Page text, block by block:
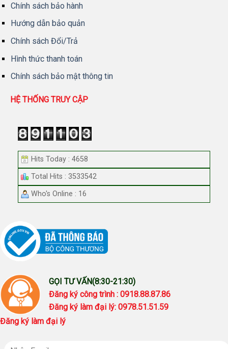
Chính sách bảo hành
Hướng dẫn bảo quản
Chính sách Đổi/Trả
Hình thức thanh toán
Chính sách bảo mật thông tin
HỆ THỐNG TRUY CẬP
Hits Today : 4658
Total Hits : 3533542
Who's Online : 16
GỌI TƯ VẤN(8:30-21:30)
Đăng ký công trình : 0918.88.87.86
Đăng ký làm đại lý: 0978.51.51.59
Đăng ký làm đại lý